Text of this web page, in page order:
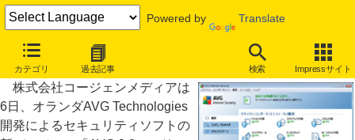
Powered by Translate
カテゴリ 過去記事 検索 Impressサイト
セキュリティソフト「AVG 9.0」シリーズの日本語有料版発売
株式会社コージェンメディアは
6日、オランダAVG Technologies
開発によるセキュリティソフトの